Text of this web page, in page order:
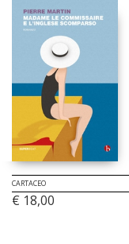
CARTACEO
€ 18,00